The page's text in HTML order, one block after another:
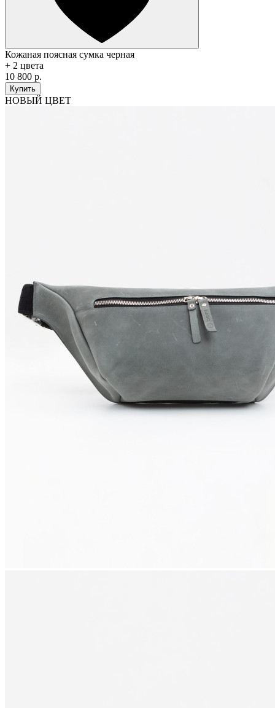
Кожаная поясная сумка черная
+ 2 цвета
10 800 р.
Купить
НОВЫЙ ЦВЕТ